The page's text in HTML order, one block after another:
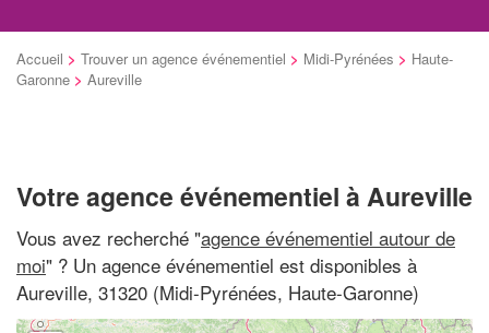
Accueil > Trouver un agence événementiel > Midi-Pyrénées > Haute-
Garonne > Aureville
Votre agence événementiel à Aureville
Vous avez recherché "agence événementiel autour de
moi" ? Un agence événementiel est disponibles à
Aureville, 31320 (Midi-Pyrénées, Haute-Garonne)